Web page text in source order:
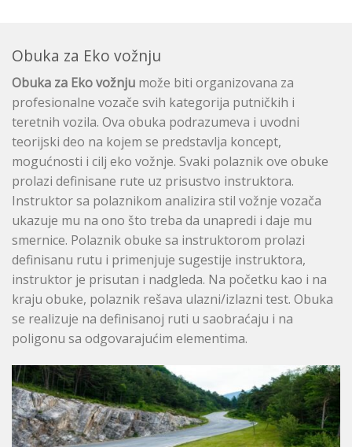
Obuka za Eko vožnju
Obuka za Eko vožnju može biti organizovana za
profesionalne vozače svih kategorija putničkih i
teretnih vozila. Ova obuka podrazumeva i uvodni
teorijski deo na kojem se predstavlja koncept,
mogućnosti i cilj eko vožnje. Svaki polaznik ove obuke
prolazi definisane rute uz prisustvo instruktora.
Instruktor sa polaznikom analizira stil vožnje vozača
ukazuje mu na ono što treba da unapredi i daje mu
smernice. Polaznik obuke sa instruktorom prolazi
definisanu rutu i primenjuje sugestije instruktora,
instruktor je prisutan i nadgleda. Na početku kao i na
kraju obuke, polaznik rešava ulazni/izlazni test. Obuka
se realizuje na definisanoj ruti u saobraćaju i na
poligonu sa odgovarajućim elementima.